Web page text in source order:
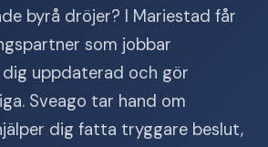
byrå dröjer? I Mariestad får
som jobbar
uppdaterad och gör
Sveago tar hand om
dig fatta tryggare beslut,